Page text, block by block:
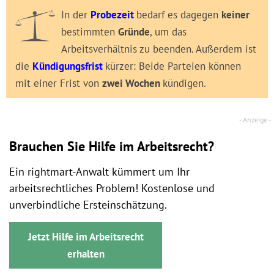
In der Probezeit bedarf es dagegen keiner
bestimmten Gründe, um das
Arbeitsverhältnis zu beenden. Außerdem ist
die Kündigungsfrist kürzer: Beide Parteien können
mit einer Frist von zwei Wochen kündigen.
Brauchen Sie Hilfe im Arbeitsrecht?
Ein rightmart-Anwalt kümmert um Ihr
arbeitsrechtliches Problem! Kostenlose und
unverbindliche Ersteinschätzung.
Jetzt Hilfe im Arbeitsrecht
erhalten